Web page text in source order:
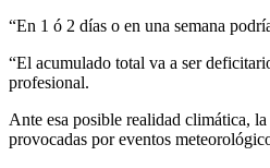
“En 1 ó 2 días o en una semana
“El acumulado total va a ser
profesional.
Ante esa posible realidad climática,
provocadas por eventos